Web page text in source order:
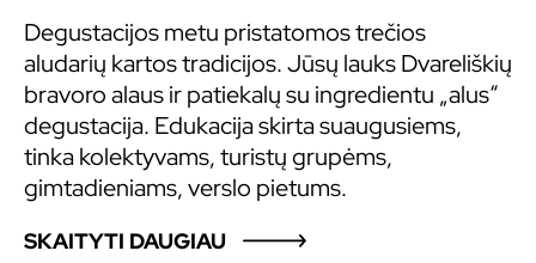
Degustacijos metu pristatomos trečios
aludarių kartos tradicijos. Jūsų lauks Dvareliškių
bravoro alaus ir patiekalų su ingredientu „alus“
degustacija. Edukacija skirta suaugusiems,
tinka kolektyvams, turistų grupėms,
gimtadieniams, verslo pietums.
SKAITYTI DAUGIAU